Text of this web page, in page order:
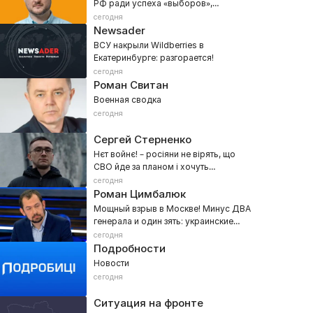
РФ ради успеха «выборов»,
мобилизации и наступления на
Донбасс
сегодня
Newsader
ВСУ накрыли Wildberries в
Екатеринбурге: разгорается!
сегодня
Роман Свитан
Военная сводка
сегодня
Сергей Стерненко
Нєт войнє! – росіяни не вірять, що
СВО йде за планом і хочуть
переговорів
сегодня
Роман Цимбалюк
Мощный взрыв в Москве! Минус ДВА
генерала и один зять: украинские
спецслужбы рвут столицу РФ
сегодня
Подробности
Новости
сегодня
Ситуация на фронте